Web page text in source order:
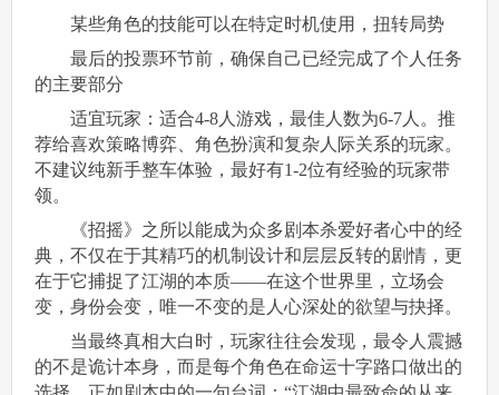
某些角色的技能可以在特定时机使用，扭转局势
最后的投票环节前，确保自己已经完成了个人任务
的主要部分
适宜玩家：适合4-8人游戏，最佳人数为6-7人。推
荐给喜欢策略博弈、角色扮演和复杂人际关系的玩家。
不建议纯新手整车体验，最好有1-2位有经验的玩家带
领。
《招摇》之所以能成为众多剧本杀爱好者心中的经
典，不仅在于其精巧的机制设计和层层反转的剧情，更
在于它捕捉了江湖的本质——在这个世界里，立场会
变，身份会变，唯一不变的是人心深处的欲望与抉择。
当最终真相大白时，玩家往往会发现，最令人震撼
的不是诡计本身，而是每个角色在命运十字路口做出的